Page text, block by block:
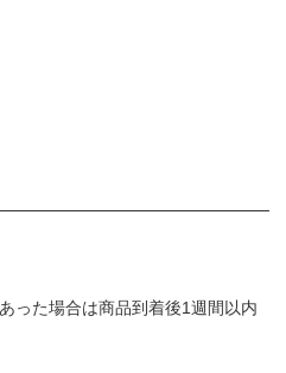
った場合は商品到着後1週間以内